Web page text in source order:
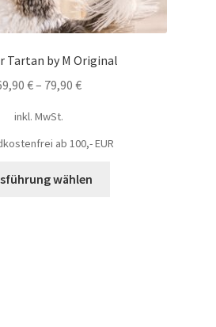
Tartan by M Original
€– 79,90 €
inkl. MwSt.
ab 100,- EUR
wählen